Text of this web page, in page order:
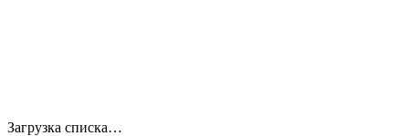
Загрузка списка…